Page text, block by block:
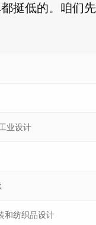
挺低的。咱们
业设计
纺织品设计